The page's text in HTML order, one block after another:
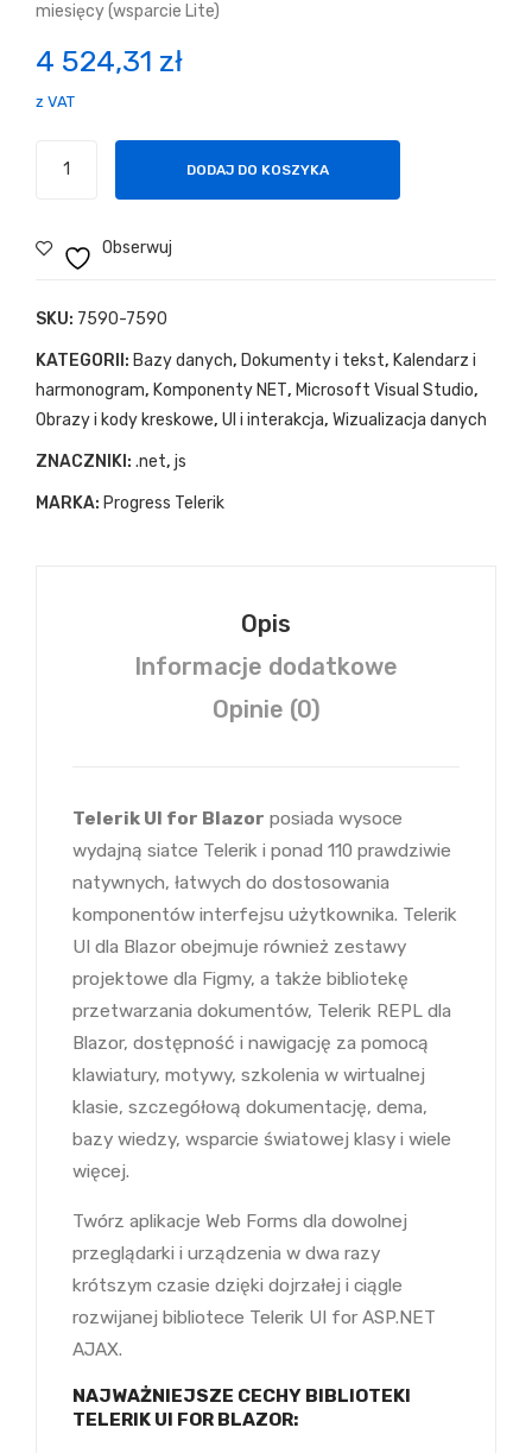
miesięcy (wsparcie Lite)
4 524,31 zł
z VAT
for
Blazor
DODAJ DO KOSZYKA
Obserwuj
SKU: 7590-7590
KATEGORII: Bazy danych, Dokumenty i tekst, Kalendarz i
harmonogram, Komponenty NET, Microsoft Visual Studio,
Obrazy i kody kreskowe, UI i interakcja, Wizualizacja danych
ZNACZNIKI: .net, js
MARKA: Progress Telerik
Opis
Informacje dodatkowe
Opinie (0)
Telerik UI for Blazor posiada wysoce
wydajną siatce Telerik i ponad 110 prawdziwie
natywnych, łatwych do dostosowania
komponentów interfejsu użytkownika. Telerik
UI dla Blazor obejmuje również zestawy
projektowe dla Figmy, a także bibliotekę
przetwarzania dokumentów, Telerik REPL dla
Blazor, dostępność i nawigację za pomocą
klawiatury, motywy, szkolenia w wirtualnej
klasie, szczegółową dokumentację, dema,
bazy wiedzy, wsparcie światowej klasy i wiele
więcej.
Twórz aplikacje Web Forms dla dowolnej
przeglądarki i urządzenia w dwa razy
krótszym czasie dzięki dojrzałej i ciągle
rozwijanej bibliotece Telerik UI for ASP.NET
AJAX.
NAJWAŻNIEJSZE CECHY BIBLIOTEKI
TELERIK UI FOR BLAZOR: